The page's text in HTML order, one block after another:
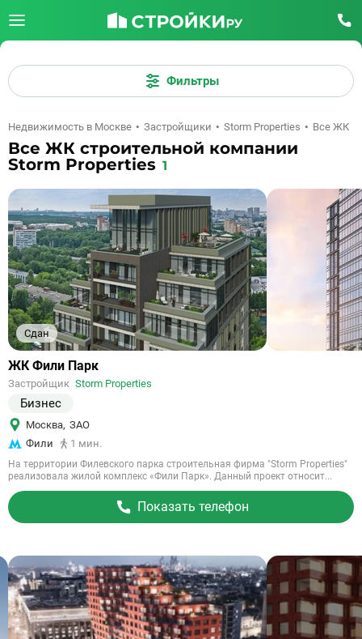
Фильтры
Недвижимость в Москве Застройщики Storm Properties Все ЖК
Все ЖК строительной компании
Storm Properties 1
Сдан
Ссылка
объект
ЖК Фили Парк
Застройщик Storm Properties
Бизнес
Москва, ЗАО
Фили
1 мин.
На территории Филевского парка строительная фирма "Storm Properties"
реализовала жилой комплекс «Фили Парк». Данный проект относит...
Показать телефон